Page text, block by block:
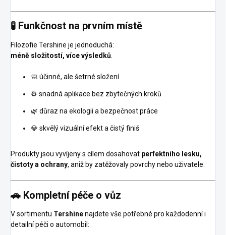
🧪 Funkčnost na prvním místě
Filozofie Tershine je jednoduchá:
méně složitostí, více výsledků
🧼 účinné, ale šetrné složení
⚙️ snadná aplikace bez zbytečných kroků
🌿 důraz na ekologii a bezpečnost práce
💎 skvělý vizuální efekt a čistý finiš
Produkty jsou vyvíjeny s cílem dosahovat perfektního lesku,
čistoty a ochrany, aniž by zatěžovaly povrchy nebo uživatele.
🚗 Kompletní péče o vůz
V sortimentu Tershinenajdete vše potřebné pro každodenní i
detailní péči o automobil: